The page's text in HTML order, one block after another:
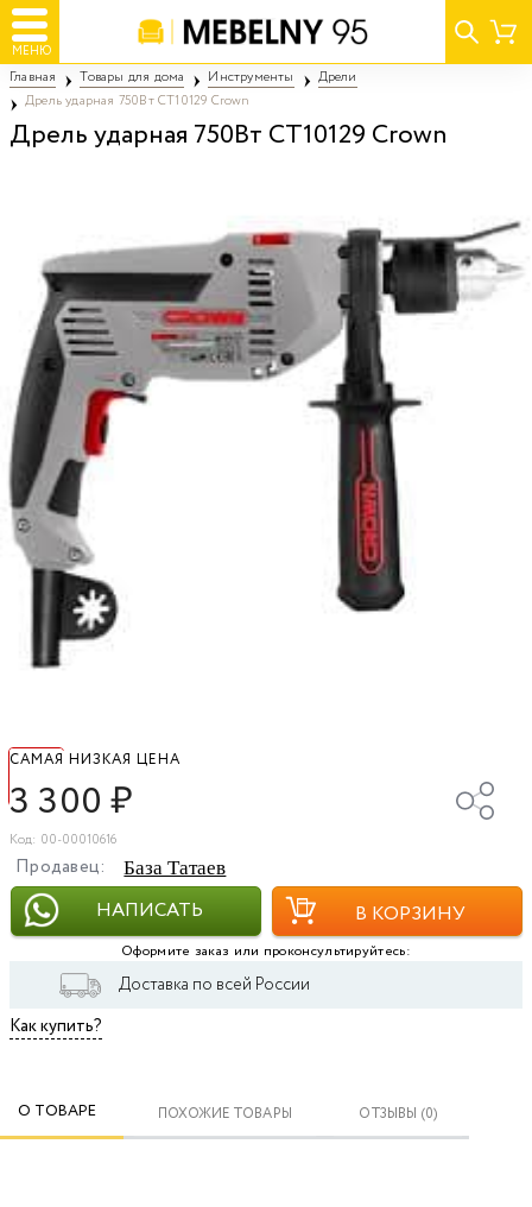
МЕНЮ
Главная Товары для дома Инструменты
Дрели
Дрель ударная 750Вт CT10129 Crown
Дрель ударная 750Вт CT10129 Crown
САМАЯ НИЗКАЯ ЦЕНА
3 300₽
Код: 00-00010616
Продавец: База Татаев
НАПИСАТЬ В КОРЗИНУ
Оформите заказ или проконсультируйтесь:
Доставка по всей России
Как купить?
О ТОВАРЕ ПОХОЖИЕ ТОВАРЫ ОТЗЫВЫ (0)